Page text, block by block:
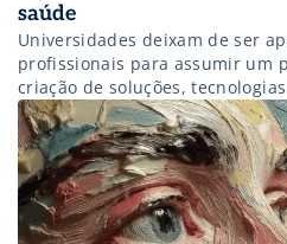
saúde
Universidades deixam de ser
profissionais para assumir um
criação de soluções,
de transformar o setor da